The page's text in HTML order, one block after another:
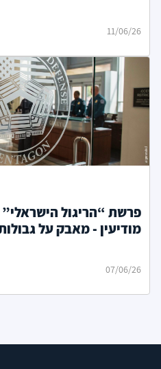
11/06/26
פרשת “הריגול
מודיעין - מאבק על
07/06/26